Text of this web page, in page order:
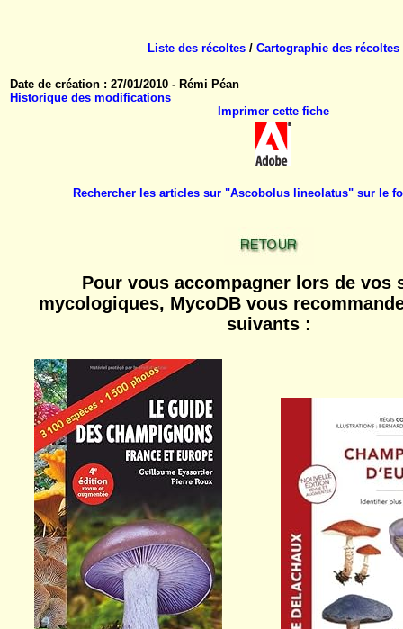
Liste des récoltes /Cartographie des récoltes
Date de création : 27/01/2010 - Rémi Péan
Historique des modifications
Imprimer cette fiche
Rechercher les articles sur "Ascobolus lineolatus" sur le
Pour vous accompagner lors de vos
mycologiques, MycoDB vous
suivants :